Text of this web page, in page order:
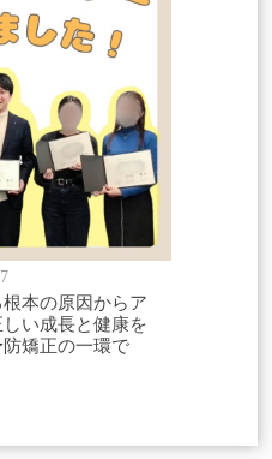
7
本の原因からア
い成長と健康を
矯正の一環で